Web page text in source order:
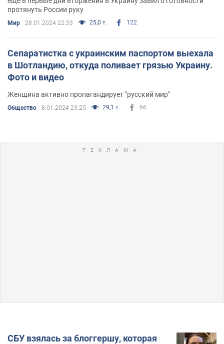
протянуть России руку
Мир 28.01.2024 22:33 25,0 т. 122
Сепаратистка с украинским паспортом выехала
в Шотландию, откуда поливает грязью Украину.
Фото и видео
Женщина активно пропагандирует "русский мир"
Общество 8.01.2024 23:25 29,1 т. 66
СБУ взялась за блоггершу, которая